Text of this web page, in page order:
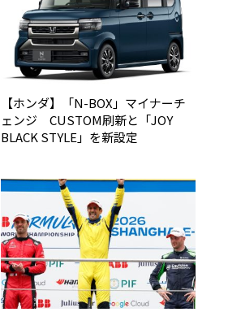
【ホンダ】「N-BOX」マイナーチ
ェンジ CUSTOM刷新と「JOY
BLACK STYLE」を新設定